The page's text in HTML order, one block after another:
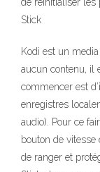
Stick
Kodi est un
aucun contenu, il
commencer est
enregistres
audio). Pour ce
bouton de
de ranger et